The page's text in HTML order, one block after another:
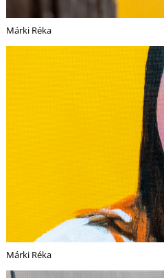
Márki Réka
Márki Réka